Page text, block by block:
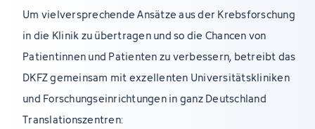
Um vielversprechende Ansätze aus der Krebsforschung
in die Klinik zu übertragen und so die Chancen von
Patientinnen und Patienten zu verbessern, betreibt das
DKFZ gemeinsam mit exzellenten Universitätskliniken
und Forschungseinrichtungen in ganz Deutschland
Translationszentren: